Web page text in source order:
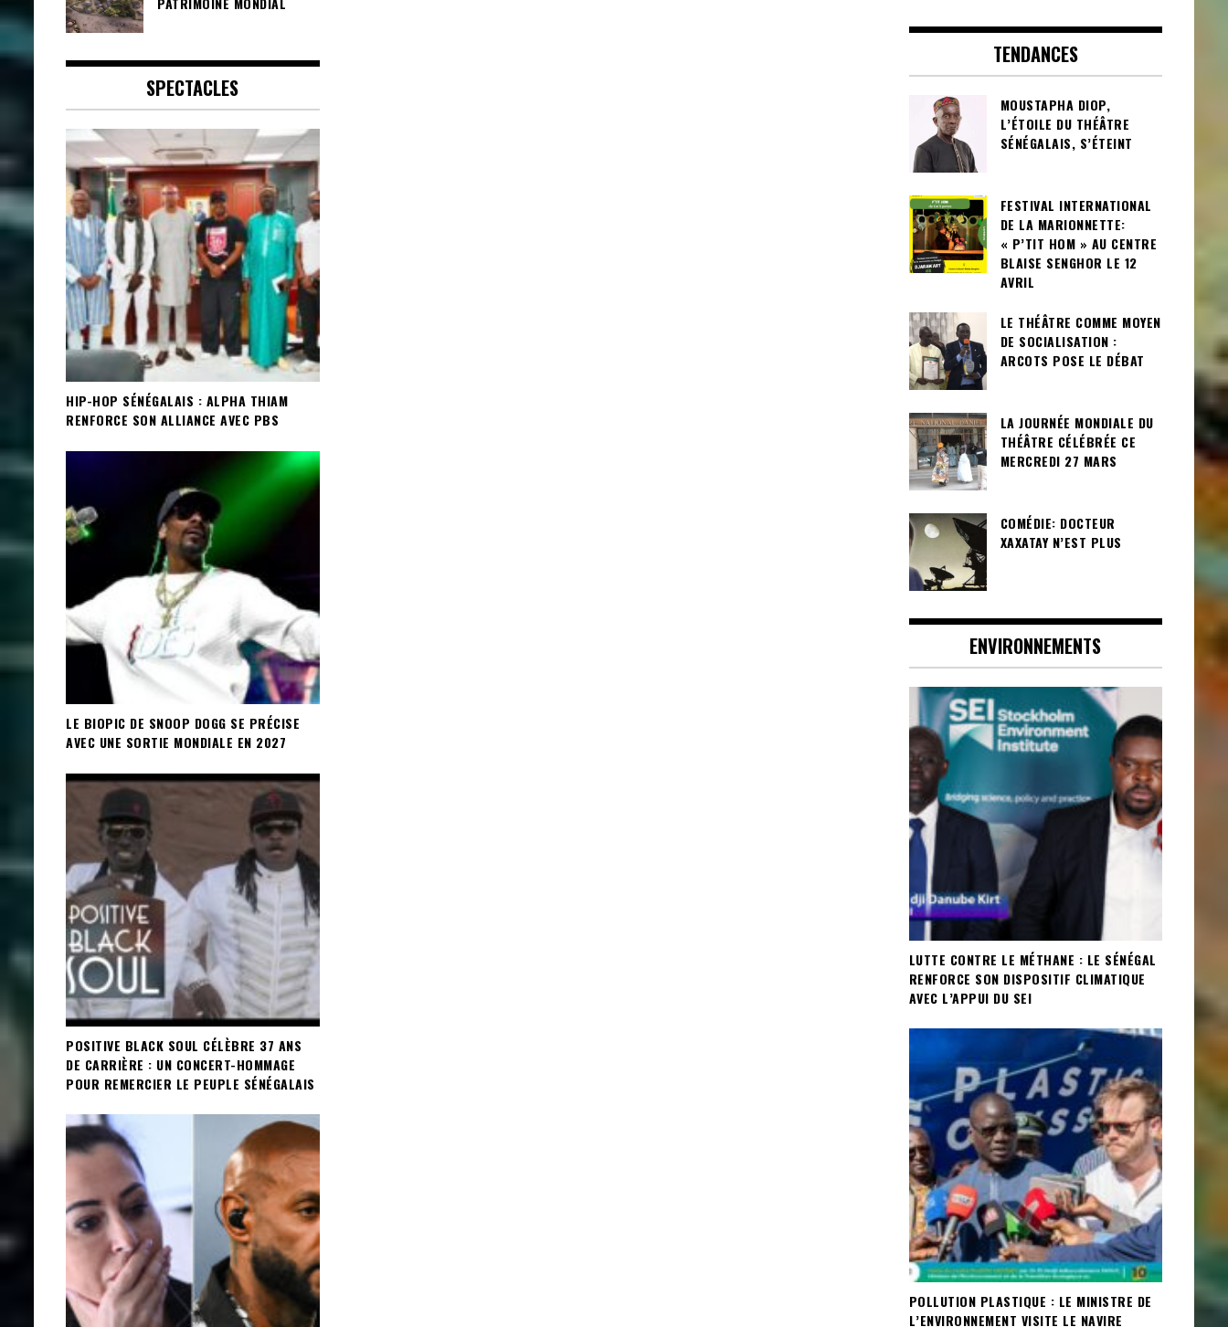
SPECTACLES
HIP-HOP SÉNÉGALAIS : ALPHA THIAM
RENFORCE SON ALLIANCE AVEC PBS
LE BIOPIC DE SNOOP DOGG SE PRÉCISE
AVEC UNE SORTIE MONDIALE EN 2027
POSITIVE BLACK SOUL CÉLÈBRE 37 ANS
DE CARRIÈRE : UN CONCERT-HOMMAGE
POUR REMERCIER LE PEUPLE SÉNÉGALAIS
TENDANCES
MOUSTAPHA DIOP,
L’ÉTOILE DU THÉÂTRE
SÉNÉGALAIS, S’ÉTEINT
FESTIVAL INTERNATIONAL
DE LA MARIONNETTE:
« P’TIT HOM » AU CENTRE
BLAISE SENGHOR LE 12
AVRIL
LE THÉÂTRE COMME MOYEN
DE SOCIALISATION :
ARCOTS POSE LE DÉBAT
LA JOURNÉE MONDIALE DU
THÉÂTRE CÉLÉBRÉE CE
MERCREDI 27 MARS
COMÉDIE: DOCTEUR
XAXATAY N’EST PLUS
ENVIRONNEMENTS
LUTTE CONTRE LE MÉTHANE : LE SÉNÉGAL
RENFORCE SON DISPOSITIF CLIMATIQUE
AVEC L’APPUI DU SEI
POLLUTION PLASTIQUE : LE MINISTRE DE
L’ENVIRONNEMENT VISITE LE NAVIRE